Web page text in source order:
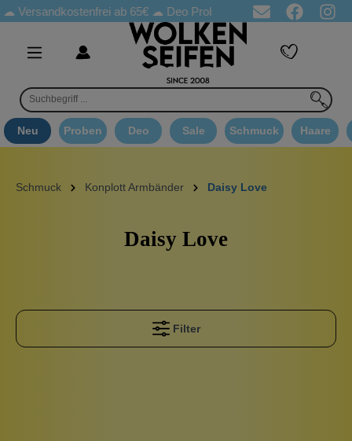
☁Versandkostenfrei ab 65€☁ Deo Proben in jeder Bestellung
Neu Proben Deo Sale Schmuck Haare
Schmuck Konplott Armbänder Daisy Love
Daisy Love
Filter